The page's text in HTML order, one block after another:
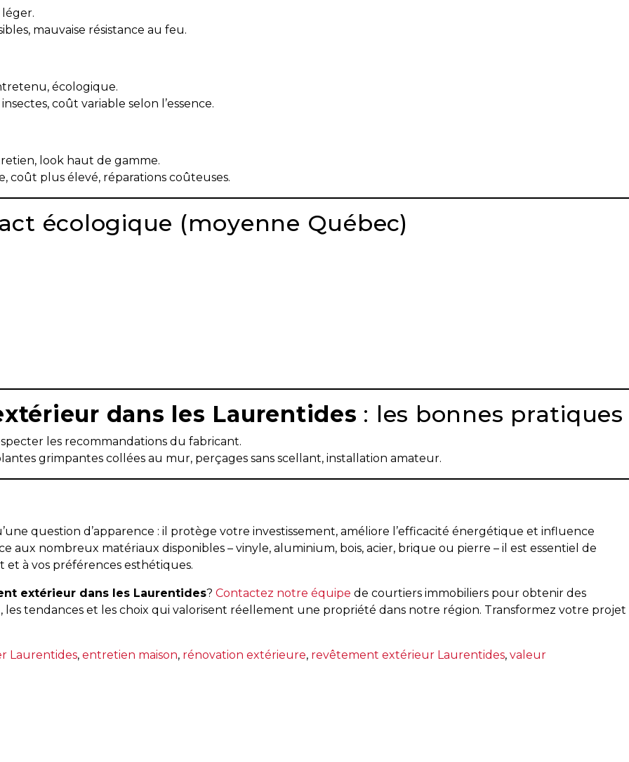
mauvaise résistance au feu.
écologique.
coût variable selon l’essence.
look haut de gamme.
coût plus élevé, réparations coûteuses.
écologique (moyenne Québec)
dans les Laurentides : les bonnes pratiques
les recommandations du fabricant.
grimpantes collées au mur, perçages sans scellant, installation amateur.
question d’apparence : il protège votre investissement, améliore l’efficacité énergétique et influence
nombreux matériaux disponibles – vinyle, aluminium, bois, acier, brique ou pierre – il est essentiel de
et à vos préférences esthétiques.
extérieur dans les Laurentides?Contactez notre équipe de courtiers immobiliers pour obtenir des
les tendances et les choix qui valorisent réellement une propriété dans notre région. Transformez votre projet
Laurentides, entretien maison, rénovation extérieure, revêtement extérieur Laurentides, valeur